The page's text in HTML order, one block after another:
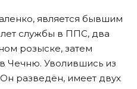
является бывшим
службы в ППС, два
розыске, затем
Уволившись из
разведён, имеет двух